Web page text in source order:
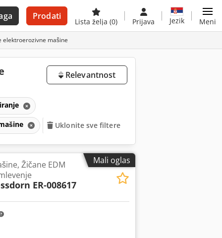
Prodati
Lista želja (0) Prijava Jezik Meni
elektroerozivne mašine
Relevantnost
Uklonite sve filtere
Mali oglas
Žičane EDM
ER-008617